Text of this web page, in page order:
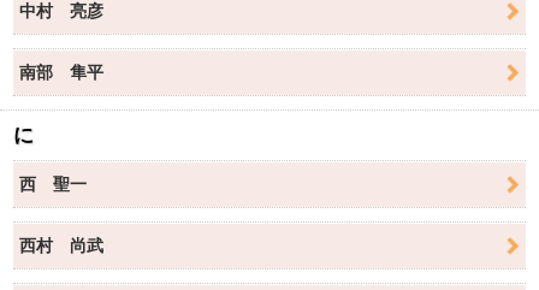
中村 亮彦
南部 隼平
に
西 聖一
西村 尚武